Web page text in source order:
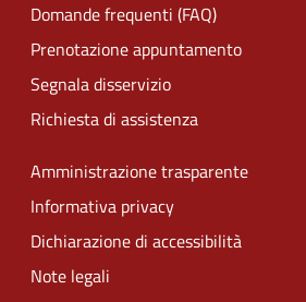
Domande frequenti (FAQ)
Prenotazione appuntamento
Segnala disservizio
Richiesta di assistenza
Amministrazione trasparente
Informativa privacy
Dichiarazione di accessibilità
Note legali